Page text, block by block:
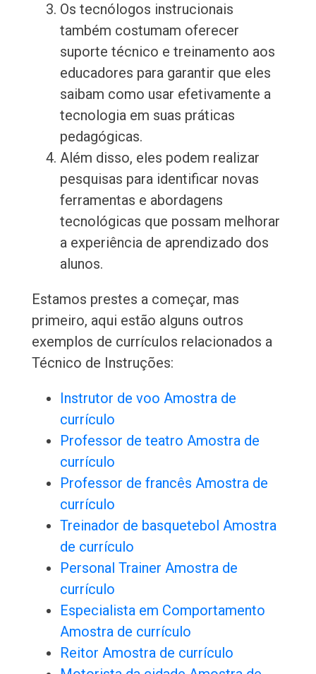
Os tecnólogos instrucionais
também costumam oferecer
suporte técnico e treinamento aos
educadores para garantir que eles
saibam como usar efetivamente a
tecnologia em suas práticas
pedagógicas.
Além disso, eles podem realizar
pesquisas para identificar novas
ferramentas e abordagens
tecnológicas que possam melhorar
a experiência de aprendizado dos
alunos.
Estamos prestes a começar, mas
primeiro, aqui estão alguns outros
exemplos de currículos relacionados a
Técnico de Instruções:
Instrutor de voo Amostra de
currículo
Professor de teatro Amostra de
currículo
Professor de francês Amostra de
currículo
Treinador de basquetebol Amostra
de currículo
Personal Trainer Amostra de
currículo
Especialista em Comportamento
Amostra de currículo
Reitor Amostra de currículo